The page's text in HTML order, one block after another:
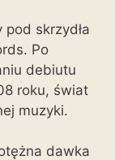
pod skrzydła
Po
debiutu
roku, świat
muzyki.
dawka